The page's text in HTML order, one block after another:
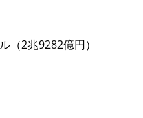
（2兆9282億円）